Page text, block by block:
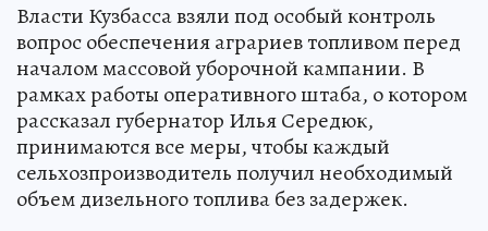
Власти Кузбасса взяли под особый контроль
вопрос обеспечения аграриев топливом перед
началом массовой уборочной кампании. В
рамках работы оперативного штаба, о котором
рассказал губернатор Илья Середюк,
принимаются все меры, чтобы каждый
сельхозпроизводитель получил необходимый
объем дизельного топлива без задержек.